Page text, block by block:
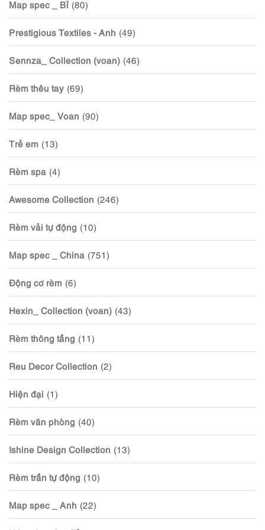
Map spec _ Bỉ (80)
Prestigious Textiles - Anh (49)
Sennza_ Collection (voan) (46)
Rèm thêu tay (69)
Map spec_ Voan (90)
Trẻ em (13)
Rèm spa (4)
Awesome Collection (246)
Rèm vải tự động (10)
Map spec _ China (751)
Động cơ rèm (6)
Hexin_ Collection (voan) (43)
Rèm thông tầng (11)
Reu Decor Collection (2)
Hiện đại (1)
Rèm văn phòng (40)
Ishine Design Collection (13)
Rèm trần tự động (10)
Map spec _ Anh (22)